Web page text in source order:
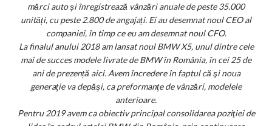
mărci auto și înregistrează vânzări anuale de peste 35.000
unități, cu peste 2.800 de angajați. Ei au desemnat noul CEO al
companiei, în timp ce eu am desemnat noul CFO.
La finalul anului 2018 am lansat noul BMW X5, unul dintre cele
mai de succes modele livrate de BMW în România, în cei 25 de
ani de prezență aici. Avem încredere în faptul că şi noua
generaţie va depăşi, ca preformanţe de vânzări, modelele
anterioare.
Pentru 2019 avem ca obiectiv principal consolidarea poziţiei de